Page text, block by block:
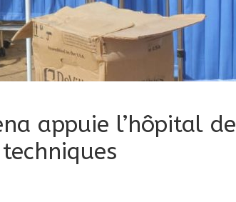
appuie l’hôpital de